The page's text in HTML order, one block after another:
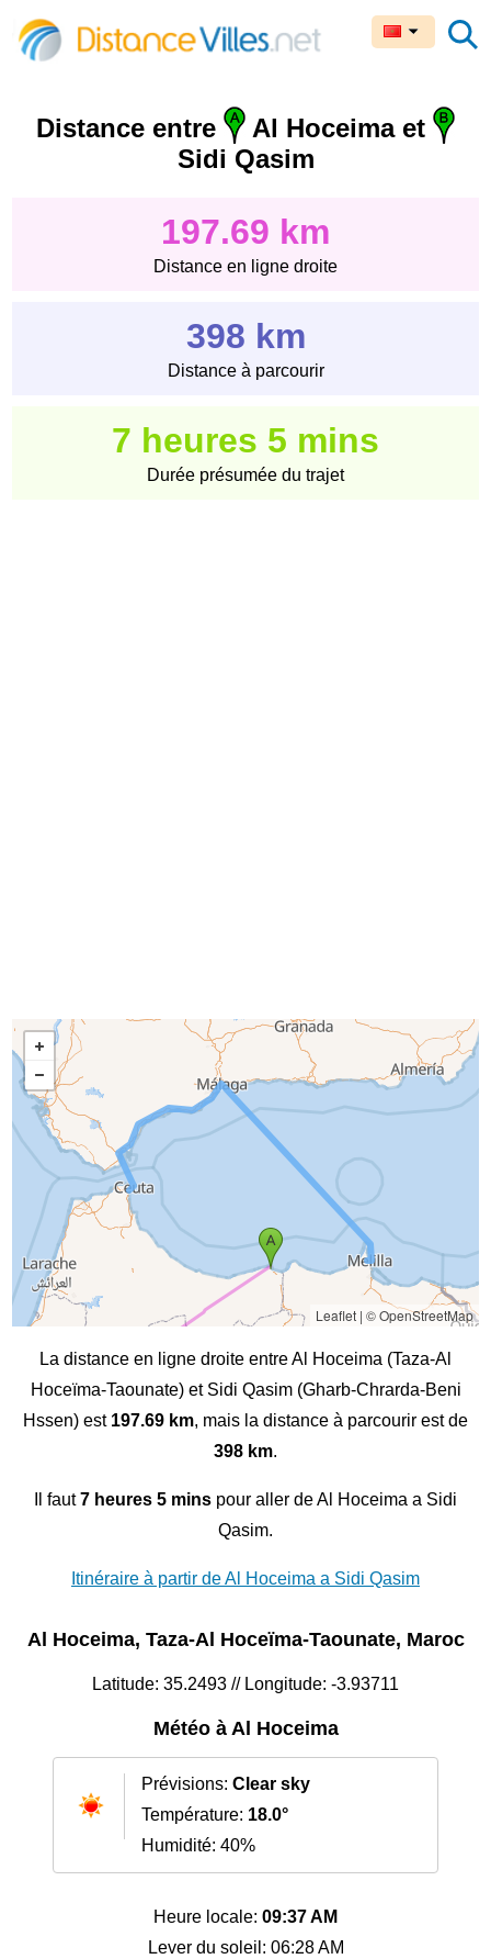
Distance entre
Al Hoceima et
Sidi Qasim
197.69 km
Distance en ligne droite
398 km
Distance à parcourir
7 heures 5 mins
Durée présumée du trajet
Leaflet| © OpenStreetMap
La distance en ligne droite entre Al Hoceima (Taza-Al
Hoceïma-Taounate) et Sidi Qasim (Gharb-Chrarda-Beni
Hssen) est 197.69 km, mais la distance à parcourir est de
398 km.
Il faut7 heures 5 mins pour aller de Al Hoceima a Sidi
Qasim.
Itinéraire à partir de Al Hoceima a Sidi Qasim
Al Hoceima, Taza-Al Hoceïma-Taounate, Maroc
Latitude: 35.2493 // Longitude: -3.93711
Météo à Al Hoceima
Prévisions: Clear sky
Température: 18.0°
Humidité: 40%
Heure locale: 09:37 AM
Lever du soleil: 06:28 AM